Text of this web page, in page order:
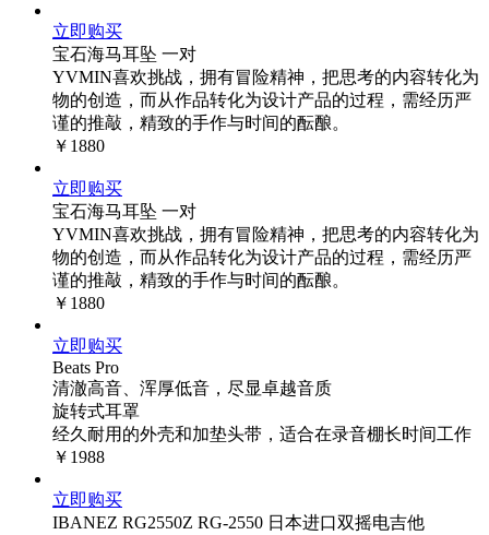
立即购买
宝石海马耳坠 一对
YVMIN喜欢挑战，拥有冒险精神，把思考的内容转化为
物的创造，而从作品转化为设计产品的过程，需经历严
谨的推敲，精致的手作与时间的酝酿。
￥1880
立即购买
宝石海马耳坠 一对
YVMIN喜欢挑战，拥有冒险精神，把思考的内容转化为
物的创造，而从作品转化为设计产品的过程，需经历严
谨的推敲，精致的手作与时间的酝酿。
￥1880
立即购买
Beats Pro
清澈高音、浑厚低音，尽显卓越音质
旋转式耳罩
经久耐用的外壳和加垫头带，适合在录音棚长时间工作
￥1988
立即购买
IBANEZ RG2550Z RG-2550 日本进口双摇电吉他